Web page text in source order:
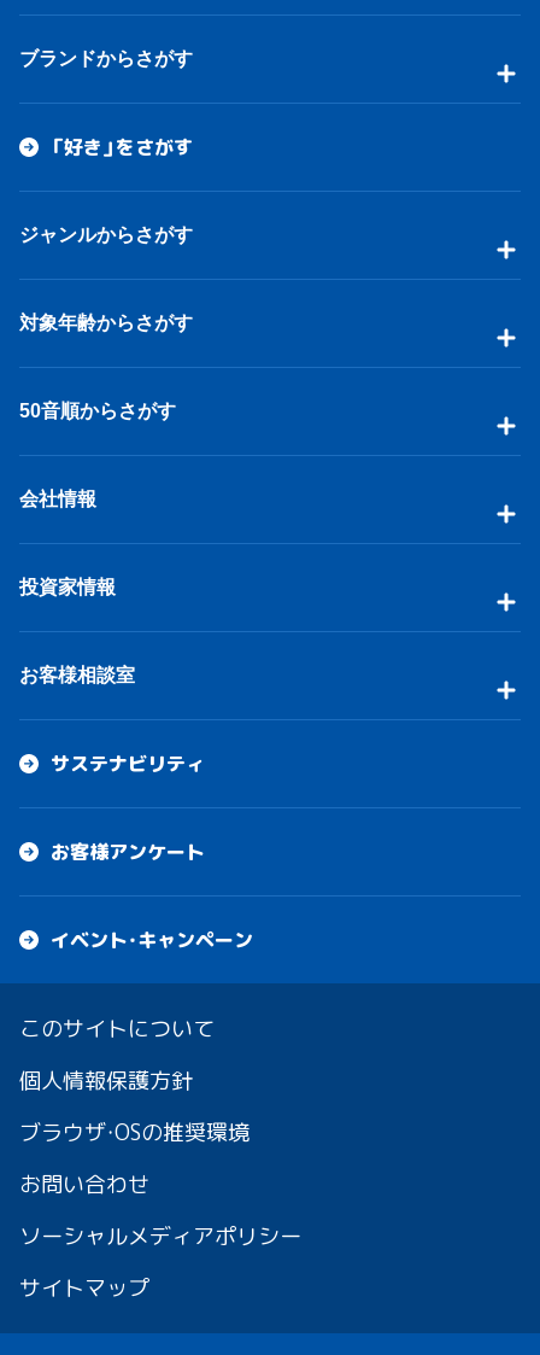
ブランドからさがす
「好き」をさがす
ジャンルからさがす
対象年齢からさがす
50音順からさがす
会社情報
投資家情報
お客様相談室
サステナビリティ
お客様アンケート
イベント・キャンペーン
このサイトについて
個人情報保護方針
ブラウザ・OSの推奨環境
お問い合わせ
ソーシャルメディアポリシー
サイトマップ